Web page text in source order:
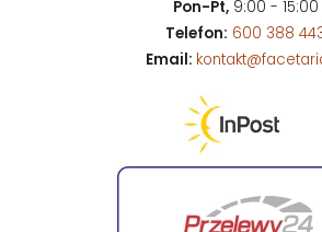
Pon-Pt,9:00 - 15:00
Telefon: 600 388
Email: